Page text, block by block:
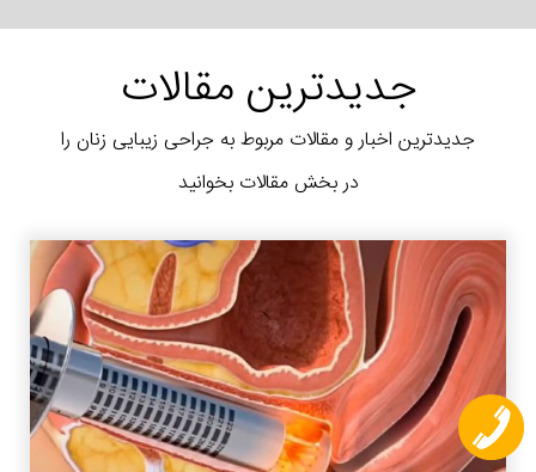
جدیدترین مقالات
جدیدترین اخبار و مقالات مربوط به جراحی زیبایی زنان را
در بخش مقالات بخوانید